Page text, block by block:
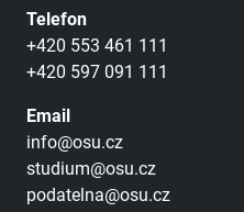
Telefon
+420 553 461 111
+420 597 091 111
Email
info@osu.cz
studium@osu.cz
podatelna@osu.cz